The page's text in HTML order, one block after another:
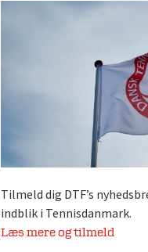
Tilmeld dig DTF’s
indblik i Tennisdanmark.
Læs mere og tilmeld